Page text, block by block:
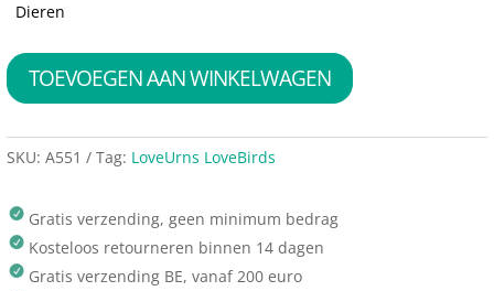
Dieren
TOEVOEGEN AAN WINKELWAGEN
SKU: A551 Tag: LoveUrns LoveBirds
Gratis verzending, geen minimum bedrag
Kosteloos retourneren binnen 14 dagen
Gratis verzending BE, vanaf 200 euro